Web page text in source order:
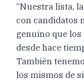
“Nuestra lista,
con candidatos
genuino que
desde hace
También
los mismos de